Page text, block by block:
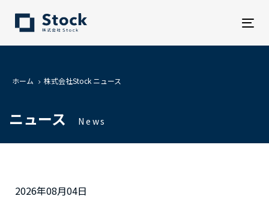
ホーム 株式会社Stock ニュース
ニュース News
2026年08月04日